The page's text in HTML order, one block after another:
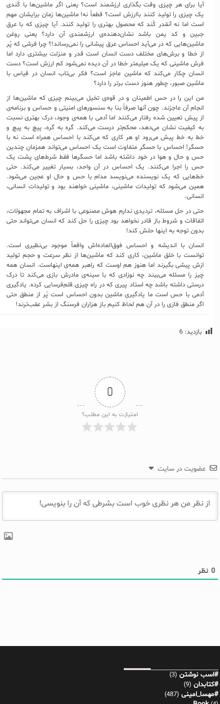
آیا برای هر چیزی وقت بگذاری ارزشمند است؟ یعنی اگر ماشین‌ها با کُندی
یک چیزی را تولید کنند باارزش است؟ قطعاً نه! ماشین‌ها زمان برایشان مهم
است اما نه آنقدر کُند که محصول بهتری را تولید کنند. آیا چیزی که با عرق
جبین و کد یمن باشد نشان‌دهنده‌ی ارزشمندی آن دارد؟ یعنی روغن
ماشین‌هایی که در می‌آید احساس عرق پیشانی را نمی‌رساند!؟ چرا فرشی که پُر
از خطا و برش‌های مختلف دست انسان است قدر و منزلت بیشتری دارد اما
فرش ماشینی که یک میلیمتر خطا در آن دیده نمی‌شود کم ارزش است؟ دست
انسان چکار می‌کند که ماشین عاجز است؟ فکر بی‌تاب انسان در قیاس با
ماشین صبور، چطور هنوز دست برتر را دارد؟
من این را در حس اطمینان و در قوه‌ی تخیل می‌بینم چیزی که ماشین‌ها از
انجام آن عاجزند. چون آنها صرفاً بنا به سنسورهای امنیتی و حساس و برنامه‌ی
از پیش تعیین شده رفتار می‌کنند اما آدمی با همه‌ی وجود، درک بهتری نسبت
به کیفیت نشان می‌دهد، محکم‌تر درست می‌کند. گره به گره، پیچ به پیچ و
خط به خط پیش می‌رود او هر کاری که می‌کند با احساس همراه است نه با
حسگر! احساس با حسگر متفاوت است یک احساس می‌تواند همزمان چندین
حس و حال و هوا در خود داشته باشد اما حسگرها فقط شرط‌های پشت یک
حس را اجرا می‌کنند. یک احساس در آن واحد، بسیار تغییر می‌کند. حتی
خط‌هایی که یک نویسنده می‌نویسد مدام با حس و حال او عجین می‌شود.
همین می‌شود که تولیدات ماشینی، ماشینی خواهند بود و تولیدات انسانی،
انسانی.
حتی در حل مسئله، تردیدی ندارم هوش مصنوعی با اشراف به تمام مجهولات،
اتفاقات و شروط باز قادر نخواهد بود چیزی را حل کند که انسان می‌تواند حتی
بدون توجه به اینها حلش کند!
انسان با اندیشه و احساس فوق‌العاده‌اش واقعاً موجود بی‌نظیری است.
توانست با خلق ماشین، کاری کند که ماشین‌ها از نظر سرعت و حجم تولید
ازش پیشی بگیرند اما هنوز هم اوست که راهبر همه‌ی اینهاست. انسان همه
چیز را مسئله می‌بیند چه نوزادی که با سینه‌ی مادرش بازی می‌کند تا درک
درستی داشته باشد چه استاد پیری که در راه چیزی قلم‌فرسایی کرده. یادگیری
آدمی با حس است ما یادگیری ماشین بدون احساس است پُر از منطق حتی
اگر منطق فازی را در آن هم لحاظ کنیم باز هزاران فرسنگ از بشر عقب‌ترند!
بازدید: 6
0
امتیازت به این مطلب؟
عضویت در سایت
0 نظر
#اسب نوشتن (3)
#کتابدان (9)
#مهسا_امینی (487)